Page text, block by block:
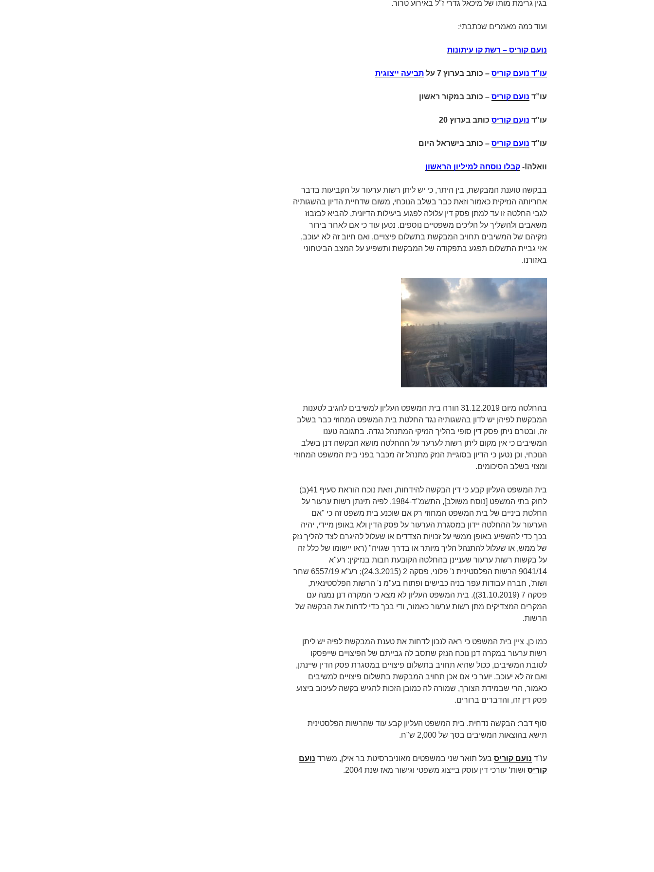
בגין גרימת מותו של מיכאל גדרי ז"ל באירוע טרור.
ועוד כמה מאמרים שכתבתי:
נועם קוריס – רשת קו עיתונות
עו"ד נועם קוריס – כותב בערוץ 7 על תביעה ייצוגית
עו”ד נועם קוריס – כותב במקור ראשון
עו"ד נועם קוריס כותב בערוץ 20
עו"ד נועם קוריס – כותב בישראל היום
וואלה!- קבלו נוסחה למיליון הראשון
בבקשה טוענת המבקשת, בין היתר, כי יש ליתן רשות ערעור על הקביעות בדבר
אחריותה הנזיקית כאמור וזאת כבר בשלב הנוכחי, משום שדחיית הדיון בהשגותיה
לגבי החלטה זו עד למתן פסק דין עלולה לפגוע ביעילות הדיונית, להביא לבזבוז
משאבים ולהשליך על הליכים משפטיים נוספים. נטען עוד כי אם לאחר בירור
נזקיהם של המשיבים תחויב המבקשת בתשלום פיצויים, ואם חיוב זה לא יעוכב,
אזי גביית התשלום תפגע בתפקודה של המבקשת ותשפיע על המצב הביטחוני
באזורנו.
בהחלטה מיום 31.12.2019 הורה בית המשפט העליון למשיבים להגיב לטענות
המבקשת לפיהן יש לדון בהשגותיה נגד החלטת בית המשפט המחוזי כבר בשלב
זה, ובטרם ניתן פסק דין סופי בהליך הנזיקי המתנהל נגדה. בתגובה טענו
המשיבים כי אין מקום ליתן רשות לערער על ההחלטה מושא הבקשה דנן בשלב
הנוכחי, וכן נטען כי הדיון בסוגיית הנזק מתנהל זה מכבר בפני בית המשפט המחוזי
ומצוי בשלב הסיכומים.
בית המשפט העליון קבע כי דין הבקשה להידחות, וזאת נוכח הוראת סעיף 41(ב)
לחוק בתי המשפט [נוסח משולב], התשמ"ד-1984, לפיה תינתן רשות ערעור על
החלטת ביניים של בית המשפט המחוזי רק אם שוכנע בית משפט זה כי "אם
הערעור על ההחלטה יידון במסגרת הערעור על פסק הדין ולא באופן מיידי, יהיה
בכך כדי להשפיע באופן ממשי על זכויות הצדדים או שעלול להיגרם לצד להליך נזק
של ממש, או שעלול להתנהל הליך מיותר או בדרך שגויה" (ראו יישומו של כלל זה
על בקשות רשות ערעור שעניינן בהחלטה הקובעת חבות בנזיקין: רע"א
9041/14 הרשות הפלסטינית נ' פלוני, פסקה 2 (24.3.2015); רע"א 6557/19 שחר
ושות', חברה עבודות עפר בניה כבישים ופתוח בע"מ נ' הרשות הפלסטינאית,
פסקה 7 (31.10.2019)). בית המשפט העליון לא מצא כי המקרה דנן נמנה עם
המקרים המצדיקים מתן רשות ערעור כאמור, ודי בכך כדי לדחות את הבקשה של
הרשות.
כמו כן, ציין בית המשפט כי ראה לנכון לדחות את טענת המבקשת לפיה יש ליתן
רשות ערעור במקרה דנן נוכח הנזק שתסב לה גבייתם של הפיצויים שייפסקו
לטובת המשיבים, ככול שהיא תחויב בתשלום פיצויים במסגרת פסק הדין שיינתן,
ואם זה לא יעוכב. יוער כי אם אכן תחויב המבקשת בתשלום פיצויים למשיבים
כאמור, הרי שבמידת הצורך, שמורה לה כמובן הזכות להגיש בקשה לעיכוב ביצוע
פסק דין זה, והדברים ברורים.
סוף דבר: הבקשה נדחית. בית המשפט העליון קבע עוד שהרשות הפלסטינית
תישא בהוצאות המשיבים בסך של 2,000 ש"ח.
עו”ד נועם קוריס בעל תואר שני במשפטים מאוניברסיטת בר אילן, משרד נועם
קוריס ושות’ עורכי דין עוסק בייצוג משפטי וגישור מאז שנת 2004.